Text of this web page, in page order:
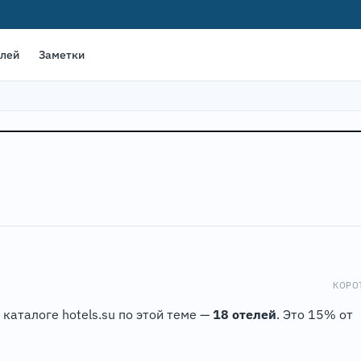
Заметки
hotels.su по этой теме — 18 отелей. Это 15% от